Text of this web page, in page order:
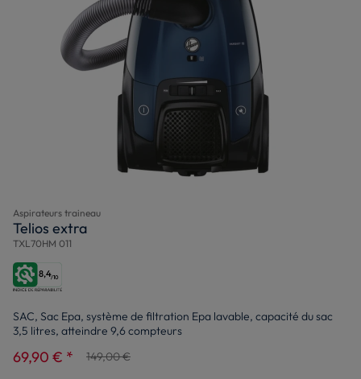
Aspirateurs traineau
Telios extra
TXL70HM 011
8,4/10
SAC, Sac Epa, système de filtration Epa lavable, capacité du sac
3,5 litres, atteindre 9,6 compteurs
69,90 € * 149,00 €